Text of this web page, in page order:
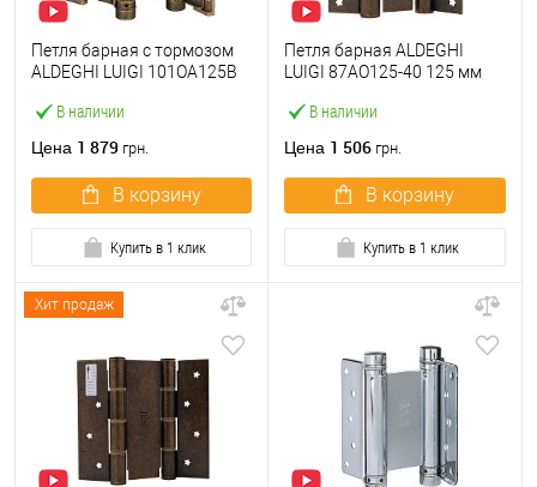
В наличии
Петля барная с тормозом
ALDEGHI LUIGI 101OA125B
Цена 1 879 грн.
В корзину
Купить в 1 клик
В наличии
Петля барная ALDEGHI
LUIGI 87AO125-40 125 мм
Цена 1 506 грн.
В корзину
Купить в 1 клик
Хит продаж